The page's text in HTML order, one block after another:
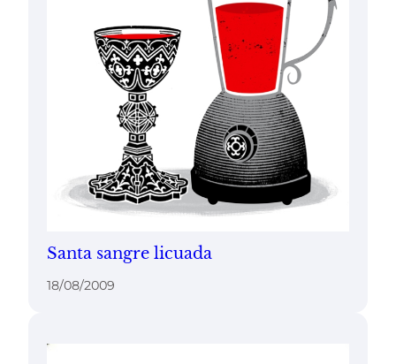
Santa sangre licuada
18/08/2009